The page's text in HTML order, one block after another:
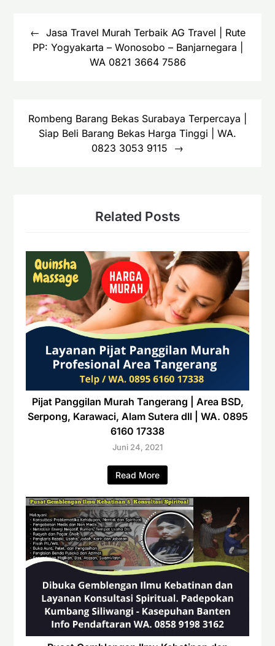
pos
Jasa Travel Murah Terbaik AG Travel | Rute
PP: Yogyakarta – Wonosobo – Banjarnegara |
WA 0821 3664 7586
Rombeng Barang Bekas Surabaya Terpercaya |
Siap Beli Barang Bekas Harga Tinggi | WA.
0823 3053 9115
Related Posts
Pijat Panggilan Murah Tangerang | Area BSD,
Serpong, Karawaci, Alam Sutera dll | WA. 0895
6160 17338
Juni 24, 2021
Read More